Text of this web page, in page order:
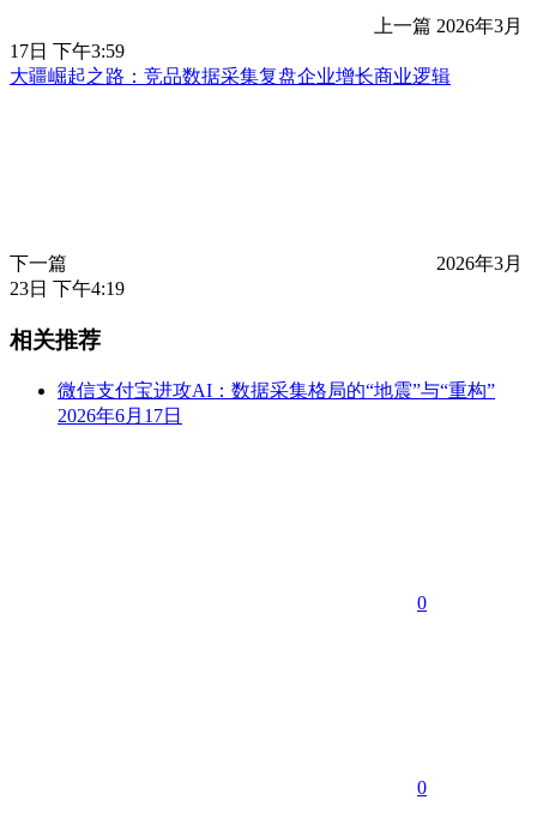
上一篇 2026年3月
17日 下午3:59
大疆崛起之路：竞品数据采集复盘企业增长商业逻辑
下一篇
2026年3月
23日 下午4:19
相关推荐
微信支付宝进攻AI：数据采集格局的“地震”与“重构”
2026年6月17日
0
0